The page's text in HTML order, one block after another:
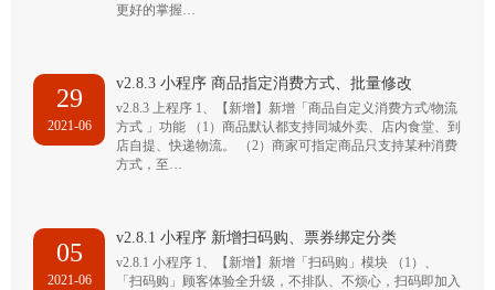
更好的掌握…
29
2021-06
v2.8.3 小程序 商品指定消费方式、批量修改
v2.8.3 上程序 1、【新增】新增「商品自定义消费方式/物流
方式 」功能 （1）商品默认都支持同城外卖、店内食堂、到
店自提、快递物流。 （2）商家可指定商品只支持某种消费
方式，至…
05
2021-06
v2.8.1 小程序 新增扫码购、票券绑定分类
v2.8.1 小程序 1、【新增】新增「扫码购」模块 （1）、
「扫码购」顾客体验全升级，不排队、不烦心，扫码即加入